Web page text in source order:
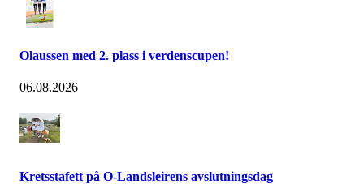
Olaussen med 2. plass i verdenscupen!
06.08.2026
Kretsstafett på O-Landsleirens avslutningsdag